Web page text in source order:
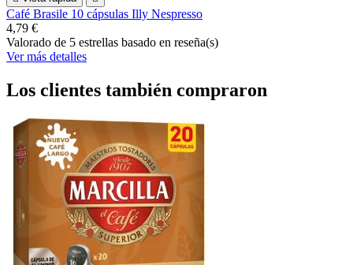
Café Brasile 10 cápsulas Illy Nespresso
4,79 €
Valorado de 5 estrellas basado en reseña(s)
Ver más detalles
Los clientes también compraron